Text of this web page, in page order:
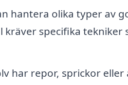
hantera olika typer av
specifika
har repor, sprickor eller